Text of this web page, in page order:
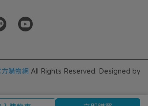
購物網 All Rights Reserved.
Designed by